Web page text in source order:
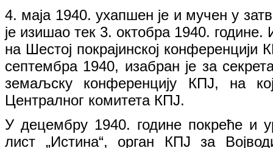
4. маја 1940. ухапшен је и мучен у
је изишао тек 3. октобра 1940. године.
на Шестој покрајинској конференцији
септембра 1940, изабран је за
земаљску конференцију КПЈ, на
Централног комитета КПЈ.
У децембру 1940. године покреће и
лист „Истина“, орган КПЈ за